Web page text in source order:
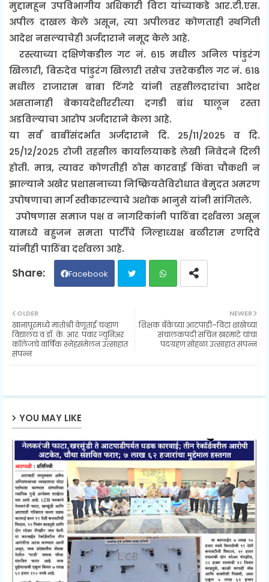
मुद्दामहून उपविभागीय अधिकारी विटा यांच्याकडे आर.टी.एस.
अपील दाखल केले असून, त्या अपीलवर कोणताही स्थगिती
आदेश नसल्याचेही अर्जदाराने नमूद केले आहे.
रस्त्याच्या दक्षिणेकडील गट नं. ६१५ मधील अनिल पांडुरंग
खिलारी, बिरुदेव पांडुरंग खिलारी तसेच उत्तरेकडील गट नं. ६१८
मधील राजाराम बाबा टिंगरे यांनी तहसीलदारांचा आदेश
असतानाही बेकायदेशीररीत्या दगडी बांध घालून रस्ता
अडविल्याचा आरोप अर्जदाराने केला आहे.
या सर्व बाबींसंदर्भात अर्जदाराने दि. २५/११/२०२५ व दि.
२५/१२/२०२५ रोजी तहसील कार्यालयाकडे लेखी निवेदने दिली
होती. मात्र, त्यावर कोणतीही ठोस कारवाई किंवा चौकशी न
झाल्याने अखेर प्रशासनाच्या निष्क्रियतेविरोधात बेमुदत अमरण
उपोषणाचा मार्ग स्वीकारल्याचे अशोक भानुसे यांनी सांगितले.
उपोषणास समाज पक्ष व नागरिकांनी पाठिंबा दर्शवला असून
यामध्ये बहुजन समता पार्टीचे जिल्हाध्यक्ष बळीराम रणदिवे
यांनीही पाठिंबा दर्शवला आहे.
Facebook
ats
NEWER
शिक्षक बँकेच्या आटपाडी–विटा शाखेच्या
संचालकपदी सचिन खरमाटे यांचा
पदग्रहण सोहळा उत्साहात संपन्न
OLDER
खानापूरमध्ये मातोश्री वेणूताई चव्हाण
विद्यालय व डॉ. के. आर. पवार ज्युनिअर
कॉलेजचे वार्षिक स्नेहसंमेलन उत्साहात
संपन्न
YOU MAY LIKE